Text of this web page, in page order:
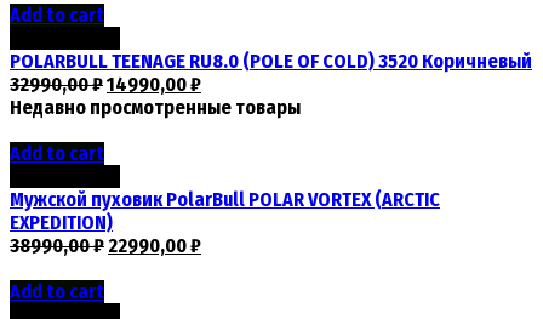
Add to cart
POLARBULL TEENAGE RU8.0 (POLE OF COLD) 3520 Коричневый
32990,00₽14990,00₽
Недавно просмотренные товары
Add to cart
Мужской пуховик PolarBull POLAR VORTEX (ARCTIC
EXPEDITION)
38990,00₽22990,00₽
Add to cart